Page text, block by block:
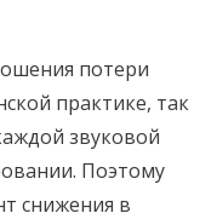
потери
практике, так
звуковой
Поэтому
снижения в